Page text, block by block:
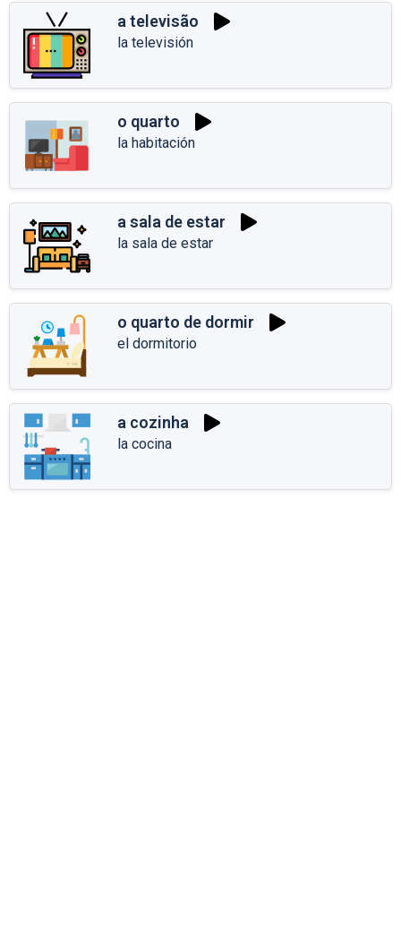
a televisão
la televisión
o quarto
la habitación
a sala de estar
la sala de estar
o quarto de dormir
el dormitorio
a cozinha
la cocina